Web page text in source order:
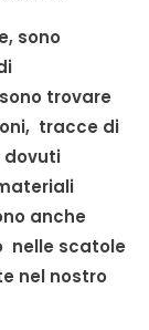
sono
trovare
tracce di
dovuti
anche
nelle scatole
nel nostro